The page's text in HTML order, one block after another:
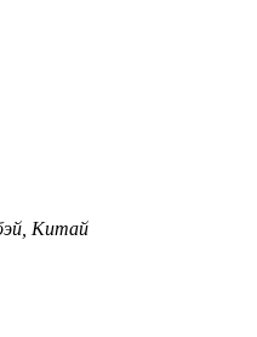
Китай